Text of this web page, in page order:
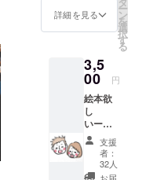
コース
もえ
ちゃ
ANKAZ
U、優し
い未来
より感
謝を込
めてお
礼の
メール
をお送
りしま
詳細を見る ー
ン
を
選
択
す
る
3,5
00 円
絵本欲
し
いー！
けど、
ライブ
は行け
な
支援
者：
32人
お届